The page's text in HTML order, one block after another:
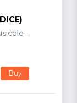
-
Buy